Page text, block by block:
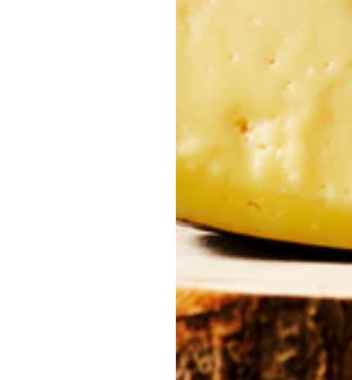
tarde ou como sobremesa elegante. Ideal para surpreender a
Gostam de Criar
de Licor de Cereja. Decoração com cerejas frescas.
Amora Silvestre e um toque de hortelã. Um cocktail fresco e
framboesas frescas. Um brinde doce e elegante.
ou para oferecer à mãe um momento divertido de
com um topping vibrante que acrescenta elegância e
na massa para um aroma frutado e intenso. Ideal para
sofisticado numa sobremesa fresca e cremosa.
– Uma Experiência Só para Ela
pode ser uma experiência sensorial completa. Sugestão para